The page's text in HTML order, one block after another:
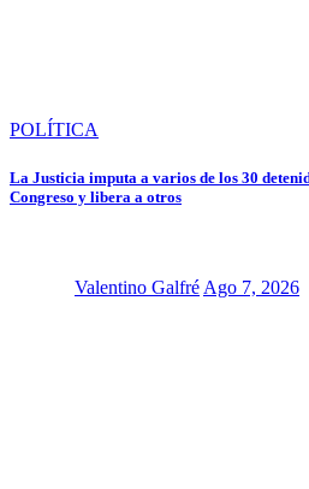
POLÍTICA
La Justicia imputa a varios de los 30
Congreso y libera a otros
Valentino Galfré Ago 7, 2026